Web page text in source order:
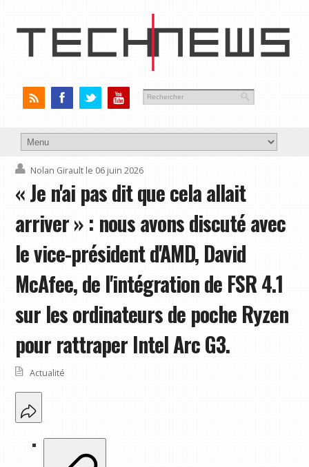
Nolan Girault le 06 juin 2026
« Je n'ai pas dit que cela allait
arriver » : nous avons discuté avec
le vice-président d'AMD, David
McAfee, de l'intégration de FSR 4.1
sur les ordinateurs de poche Ryzen
pour rattraper Intel Arc G3.
Actualité